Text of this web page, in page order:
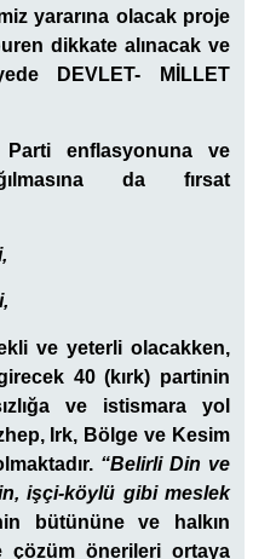
yararına olacak proje
dikkate alınacak ve
DEVLET- MİLLET
Parti enflasyonuna ve
da fırsat
ve yeterli olacakken,
40 (kırk) partinin
ve istismara yol
Irk, Bölge ve Kesim
“Belirli Din ve
işçi-köylü gibi meslek
bütününe ve halkın
çözüm önerileri ortaya